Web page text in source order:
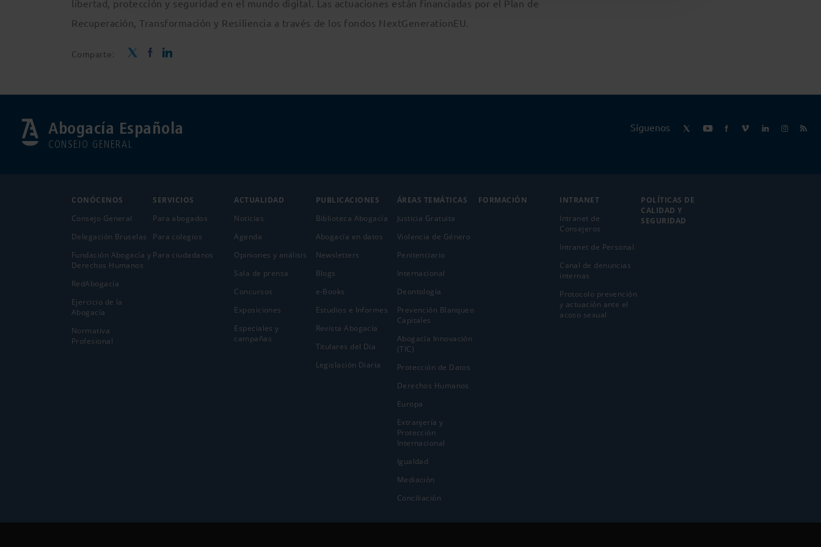
libertad, protección y seguridad en el mundo digital. Las actuaciones están financiadas por el Plan de
Recuperación, Transformación y Resiliencia a través de los fondos NextGenerationEU.
Comparte:
Abogacía Española
CONSEJO GENERAL
Síguenos
CONÓCENOS
Consejo General
Delegación Bruselas
Fundación Abogacía y
Derechos Humanos
RedAbogacía
Ejercicio de la
Abogací­a
Normativa
Profesional
SERVICIOS
Para abogados
Para colegios
Para ciudadanos
ACTUALIDAD
Noticias
Agenda
Opiniones y análisis
Sala de prensa
Concursos
Exposiciones
Especiales y
campañas
PUBLICACIONES
Biblioteca Abogacía
Abogacía en datos
Newsletters
Blogs
e-Books
Estudios e Informes
Revista Abogacía
Titulares del Día
Legislación Diaria
ÁREAS TEMÁTICAS
Justicia Gratuita
Violencia de Género
Penitenciario
Internacional
Deontología
Prevención Blanqueo
Capitales
Abogacía Innovación
(TIC)
Protección de Datos
Derechos Humanos
Europa
Extranjería y
Protección
Internacional
Igualdad
Mediación
Conciliación
FORMACIÓN
INTRANET
Intranet de
Consejeros
Intranet de Personal
Canal de denuncias
internas
Protocolo prevención
y actuación ante el
acoso sexual
POLÍTICAS DE
CALIDAD Y
SEGURIDAD